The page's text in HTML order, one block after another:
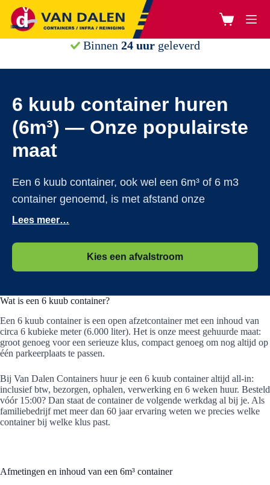
naar
inhoud
Online bestellen
6 kuub container huren
(6m³) — Onze populairste
maat
Een 6 kuub container, ook wel een 6m³ of 6 m3
container genoemd, is met afstand onze
populairste maat. Met afmetingen van 3,40 x 1,10
hij ruimte voor circa 60 kruiwagens afval. Ideaal
voor een complete badkamer- of keukenrenovatie,
leeghalen van een garage. Kies hieronder je
afvalstroom en bestel voor 15:00, dan staat de
container morgen al klaar.
Lees meer…
Kies een afvalstroom
Wat is een 6 kuub container?
Een 6 kuub container is een open afzetcontainer met een inhoud van
circa 6 kubieke meter (6.000 liter). Het is onze meest gehuurde maat:
groot genoeg voor een serieuze klus, compact genoeg om nog altijd op
één parkeerplaats te passen.
Bij Van Dalen Containers huur je een 6 kuub container altijd all-in:
inclusief btw, bezorgen, ophalen, verwerking en 6 weken huur. Besteld
vóór 15:00? Dan staat de container de volgende werkdag al bij je. Als
familiebedrijf met meer dan 60 jaar ervaring weten we precies welke
container bij welke klus past.
Afmetingen en inhoud van een 6m³ container